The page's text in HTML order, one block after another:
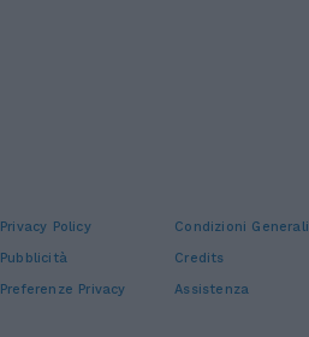
Privacy Policy
Condizioni Generali
Pubblicità
Credits
Preferenze Privacy Assistenza